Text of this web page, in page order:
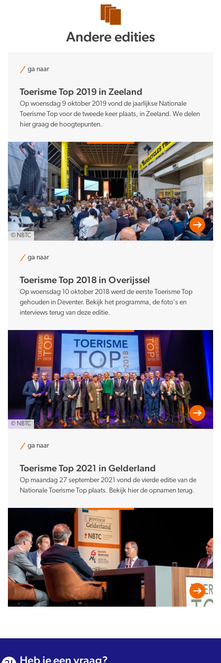
Andere edities
© NBTC
ga naar
Toerisme Top 2019 in Zeeland
Op woensdag 9 oktober 2019 vond de jaarlijkse Nationale
Toerisme Top voor de tweede keer plaats, in Zeeland. We delen
hier graag de hoogtepunten.
© NBTC
ga naar
Toerisme Top 2018 in Overijssel
Op woensdag 10 oktober 2018 werd de eerste Toerisme Top
gehouden in Deventer. Bekijk het programma, de foto's en
interviews terug van deze editie.
ga naar
Toerisme Top 2021 in Gelderland
Op maandag 27 september 2021 vond de vierde editie van de
Nationale Toerisme Top plaats. Bekijk hier de opnamen terug.
Heb je een vraag?